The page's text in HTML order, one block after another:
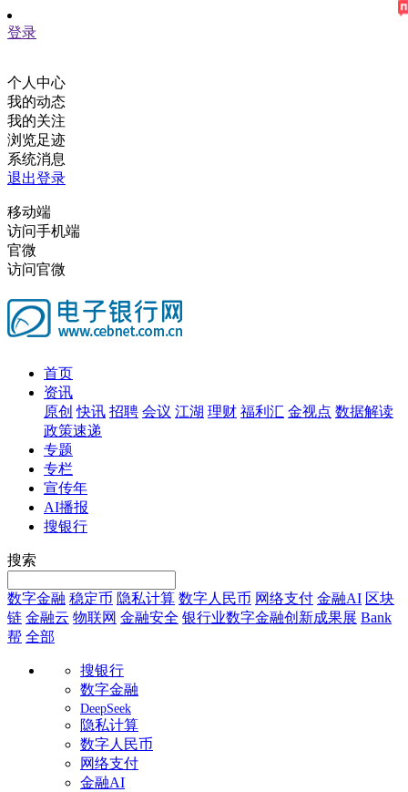
登录
个人中心
我的动态
我的关注
浏览足迹
系统消息
退出登录
移动端
访问手机端
官微
访问官微
首页
资讯
原创 快讯 招聘 会议 江湖 理财 福利汇 金视点 数据解读
政策速递
专题
专栏
宣传年
AI播报
搜银行
搜索
数字金融 稳定币 隐私计算 数字人民币 网络支付 金融AI 区块
链 金融云 物联网 金融安全 银行业数字金融创新成果展 Bank
帮 全部
搜银行
数字金融
DeepSeek
隐私计算
数字人民币
网络支付
金融AI